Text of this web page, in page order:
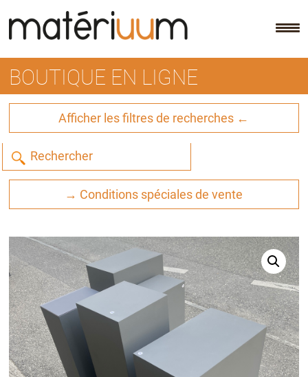
Skip
to
BOUTIQUE EN LIGNE
Afficher les filtres de recherches ←
→ Conditions spéciales de vente